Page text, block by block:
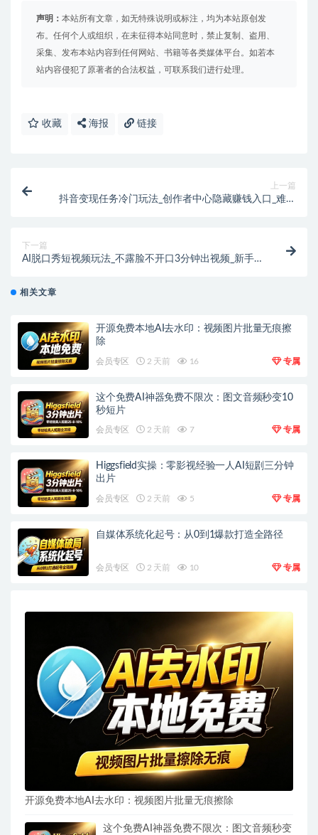
声明： 本站所有文章，如无特殊说明或标注，均为本站原创发
布。任何个人或组织，在未征得本站同意时，禁止复制、盗用、
采集、发布本站内容到任何网站、书籍等各类媒体平台。如若本
站内容侵犯了原著者的合法权益，可联系我们进行处理。
收藏 海报 链接
上一篇
抖音变现任务冷门玩法_创作者中心隐藏赚钱入口_难度
下一篇
AI脱口秀短视频玩法_不露脸不开口3分钟出视频_新手
相关文章
开源免费本地AI去水印：视频图片批量无痕擦
除
会员专区 2 天前 16 专属
这个免费AI神器免费不限次：图文音频秒变10
秒短片
会员专区 2 天前 7 专属
Higgsfield实操：零影视经验一人AI短剧三分钟
出片
会员专区 2 天前 5 专属
自媒体系统化起号：从0到1爆款打造全路径
会员专区 2 天前 10 专属
开源免费本地AI去水印：视频图片批量无痕擦除
这个免费AI神器免费不限次：图文音频秒变